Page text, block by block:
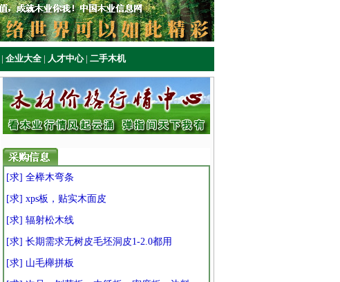
| 企业大全 | 人才中心 | 二手木机
[求] 全榉木弯条
[求] xps板，贴实木面皮
[求] 辐射松木线
[求] 长期需求无树皮毛坯洞皮1-2.0都用
[求] 山毛櫸拼板